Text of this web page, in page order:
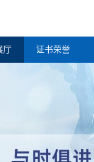
厅 证书荣誉